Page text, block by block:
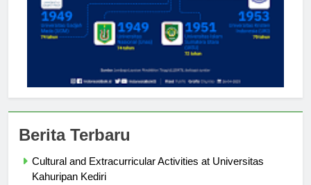
Berita Terbaru
Cultural and Extracurricular Activities at Universitas
Kahuripan Kediri